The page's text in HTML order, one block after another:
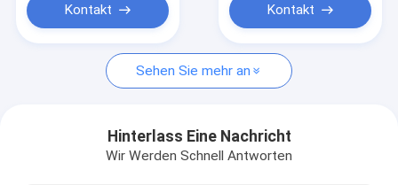
Plastik-Mückenbekämpfungslampe
Aluminium-Mückenkiller-Lampe
Luftsaugung Mückenfalle
Kontakt Kontakt
Sehen Sie mehr an
Hinterlass Eine Nachricht
Wir Werden Schnell Antworten